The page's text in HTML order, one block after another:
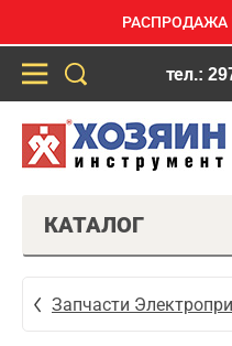
РАСПРОДАЖА
тел.:
КАТАЛОГ
Запчасти